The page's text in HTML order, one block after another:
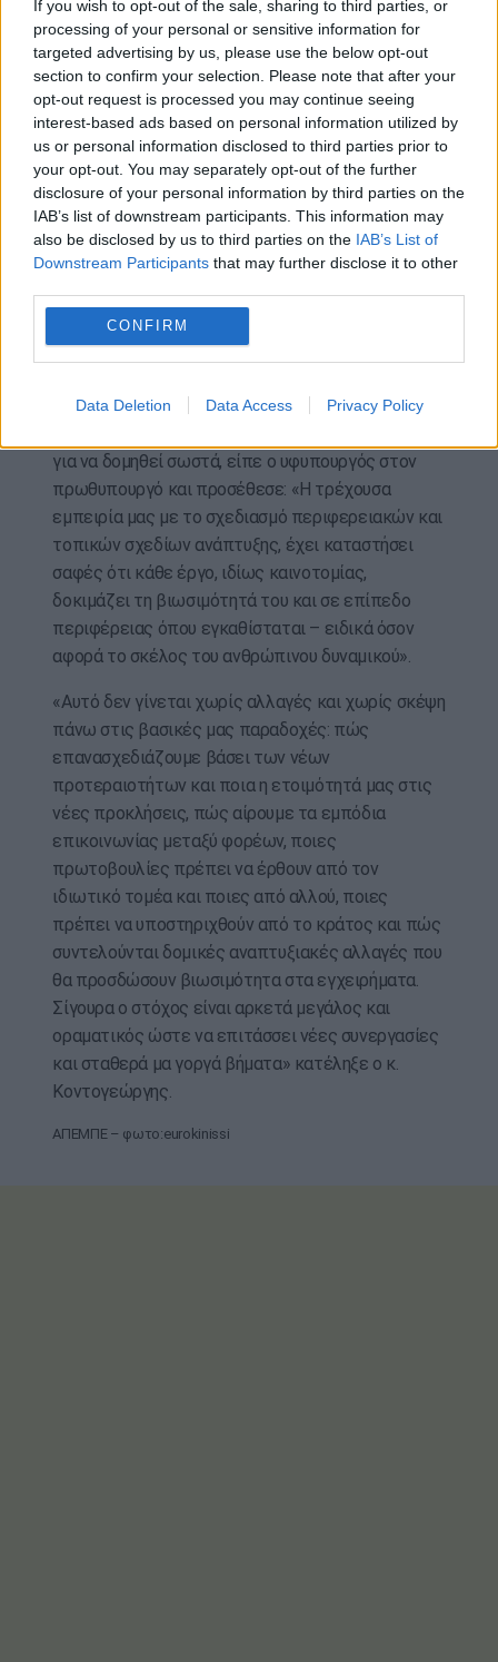
If you wish to opt-out of the sale, sharing to third parties, or
processing of your personal or sensitive information for
targeted advertising by us, please use the below opt-out
section to confirm your selection. Please note that after your
opt-out request is processed you may continue seeing
interest-based ads based on personal information utilized by
us or personal information disclosed to third parties prior to
your opt-out. You may separately opt-out of the further
disclosure of your personal information by third parties on the
IAB’s list of downstream participants. This information may
also be disclosed by us to third parties on the IAB’s List of
Downstream Participants that may further disclose it to other
CONFIRM
Data Deletion Data Access Privacy Policy
περαιτέρω όταν μπορέσει να εντάξει την υψηλή
τεχνολογία. «Τα απαραίτητα βήματα είναι σε
εξέλιξη. Δημοσιονομική σταθερότητα, διατηρήσιμη
ανάπτυξη, συνέχιση μεταρρυθμίσεων, ορατές
βελτιώσεις στην ζωή των πολιτών, αλλά και
ενίσχυση της έρευνας, με την Εθνική Πολιτική για
την Ανοικτή Επιστήμη καθώς και την Εθνική
Πολιτική για την Τεχνητή Νοημοσύνη. Είναι
μάλιστα μία από τις επτά χώρες της ΕΕ που
εγκρίθηκε να συμμετέχουν στο πρόγραμμα AI
Factories με τον υπερ-υπολογιστή ΔΑΙΔΑΛΟΣ»
τόνισε ο κ. Κοντογεώργης.
οικονομίας με την ενσωμάτωση της τεχνολογίας
για να δομηθεί σωστά, είπε ο υφυπουργός στον
πρωθυπουργό και προσέθεσε: «Η τρέχουσα
εμπειρία μας με το σχεδιασμό περιφερειακών και
τοπικών σχεδίων ανάπτυξης, έχει καταστήσει
σαφές ότι κάθε έργο, ιδίως καινοτομίας,
δοκιμάζει τη βιωσιμότητά του και σε επίπεδο
περιφέρειας όπου εγκαθίσταται – ειδικά όσον
αφορά το σκέλος του ανθρώπινου δυναμικού».
«Αυτό δεν γίνεται χωρίς αλλαγές και χωρίς σκέψη
πάνω στις βασικές μας παραδοχές: πώς
επανασχεδιάζουμε βάσει των νέων
προτεραιοτήτων και ποια η ετοιμότητά μας στις
νέες προκλήσεις, πώς αίρουμε τα εμπόδια
επικοινωνίας μεταξύ φορέων, ποιες
πρωτοβουλίες πρέπει να έρθουν από τον
ιδιωτικό τομέα και ποιες από αλλού, ποιες
πρέπει να υποστηριχθούν από το κράτος και πώς
συντελούνται δομικές αναπτυξιακές αλλαγές που
θα προσδώσουν βιωσιμότητα στα εγχειρήματα.
Σίγουρα ο στόχος είναι αρκετά μεγάλος και
οραματικός ώστε να επιτάσσει νέες συνεργασίες
και σταθερά μα γοργά βήματα» κατέληξε ο κ.
Κοντογεώργης.
ΑΠΕΜΠΕ – φωτο:eurokinissi